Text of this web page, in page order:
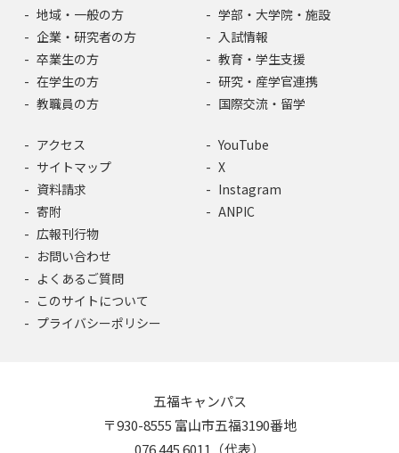
地域・一般の方
企業・研究者の方
卒業生の方
在学生の方
教職員の方
学部・大学院・施設
入試情報
教育・学生支援
研究・産学官連携
国際交流・留学
アクセス
サイトマップ
資料請求
寄附
広報刊行物
お問い合わせ
よくあるご質問
このサイトについて
プライバシーポリシー
YouTube
X
Instagram
ANPIC
五福キャンパス
〒930-8555 富山市五福3190番地
076.445.6011（代表）